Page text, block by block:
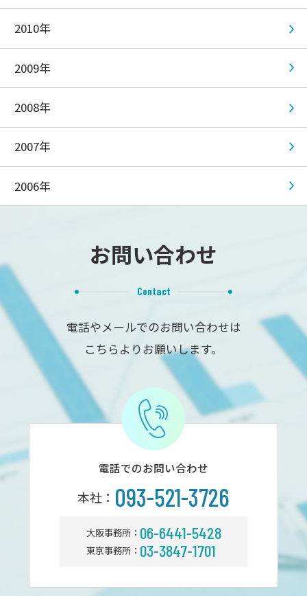
2010年
2009年
2008年
2007年
2006年
お問い合わせ
Contact
電話やメールでのお問い合わせは
こちらよりお願いします。
電話でのお問い合わせ
本社： 093-521-3726
大阪事務所： 06-6441-5428
東京事務所： 03-3847-1701